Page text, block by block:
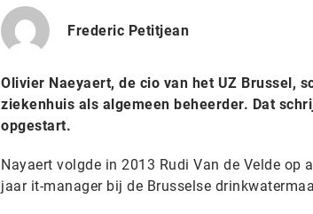
Frederic Petitjean
Olivier Naeyaert, de cio van het UZ Brussel,
ziekenhuis als algemeen beheerder. Dat
opgestart.
Nayaert volgde in 2013 Rudi Van de Velde
jaar it-manager bij de Brusselse